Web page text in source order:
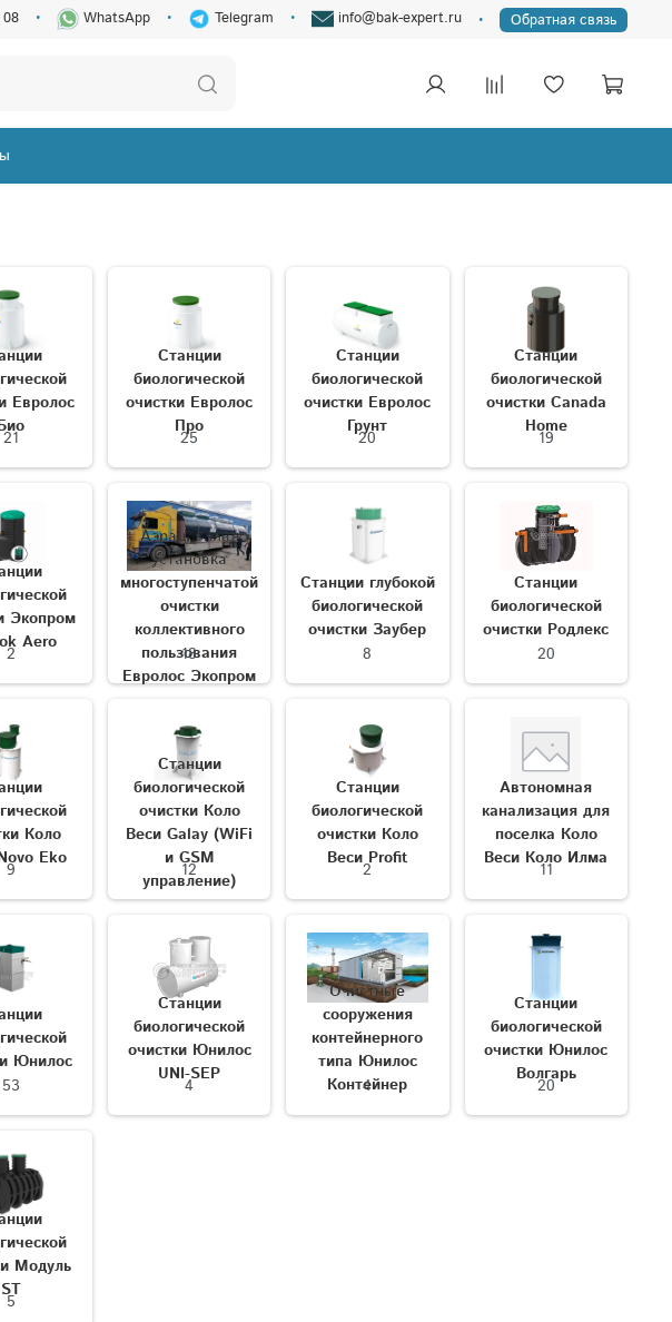
08 WhatsApp Telegram info@bak-expert.ru Обратная связь
Евролос
21
Станции
биологической
очистки Евролос
Про
25
Станции
биологической
очистки Евролос
Грунт
20
Станции
биологической
очистки Canada
Home
19
Экопром
Aero
2
Аэрационная
установка
многоступенчатой
очистки
коллективного
пользования
Евролос Экопром
18
Станции глубокой
биологической
очистки Заубер
8
Станции
биологической
очистки Родлекс
20
Коло
Eko
9
Станции
биологической
очистки Коло
Веси Galay (WiFi
и GSM
управление)
12
Станции
биологической
очистки Коло
Веси Profit
2
Автономная
канализация для
поселка Коло
Веси Коло Илма
11
Юнилос
53
Станции
биологической
очистки Юнилос
UNI-SEP
4
Очистные
сооружения
контейнерного
типа Юнилос
Контейнер
4
Станции
биологической
очистки Юнилос
Волгарь
20
Модуль
ST
5